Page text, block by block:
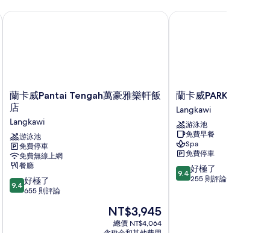
蘭
卡
威
Pantai
Tengah
萬
豪
雅
樂
軒
蘭卡威Pantai Tengah萬豪雅樂軒飯
店
Langkawi
游泳池
免費停車
免費無線上網
餐廳
9.4
分，
9.4 好極了
655 則評論
現
在
價
NT$3,945
總價 NT$4,064
蘭卡威Pantai Tengah萬豪雅樂軒飯店
蘭
卡
威
PARKROYAL
度
假
村
Langkawi
蘭卡威PARKROYAL
Langkawi
游泳池
免費早餐
Spa
免費停車
9.4
分，
9.4 好極了
255 則評論
蘭卡威PARKROYAL度